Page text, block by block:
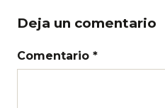
Deja un comentario
Comentario *